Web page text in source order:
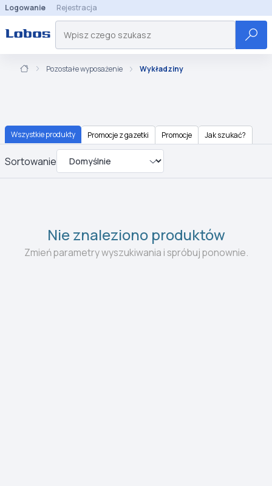
Logowanie Rejestracja
Pozostałe wyposażenie Wykładziny
Wszystkie produkty Promocje z gazetki Promocje Jak szukać?
Sortowanie
Nie znaleziono produktów
Zmień parametry wyszukiwania i spróbuj ponownie.